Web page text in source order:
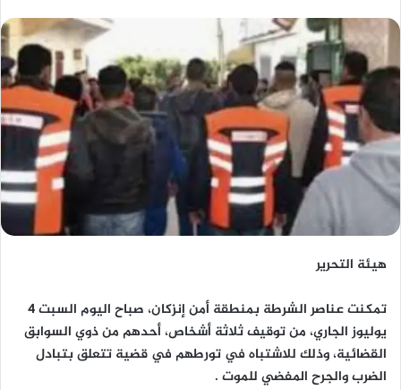
هيئة التحرير
تمكنت عناصر الشرطة بمنطقة أمن إنزكان، صباح اليوم السبت 4
يوليوز الجاري، من توقيف ثلاثة أشخاص، أحدهم من ذوي السوابق
القضائية، وذلك للاشتباه في تورطهم في قضية تتعلق بتبادل
الضرب والجرح المفضي للموت .